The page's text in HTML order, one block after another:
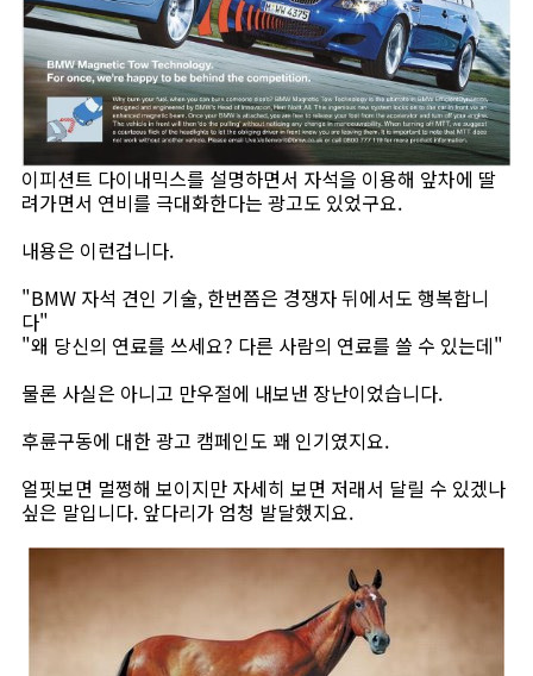
이피션트 다이내믹스를 설명하면서 자석을 이용해 앞차에 딸
려가면서 연비를 극대화한다는 광고도 있었구요.
내용은 이런겁니다.
"BMW 자석 견인 기술, 한번쯤은 경쟁자 뒤에서도 행복합니
다"
"왜 당신의 연료를 쓰세요? 다른 사람의 연료를 쓸 수 있는데"
물론 사실은 아니고 만우절에 내보낸 장난이었습니다.
후륜구동에 대한 광고 캠페인도 꽤 인기였지요.
얼핏보면 멀쩡해 보이지만 자세히 보면 저래서 달릴 수 있겠나
싶은 말입니다. 앞다리가 엄청 발달했지요.